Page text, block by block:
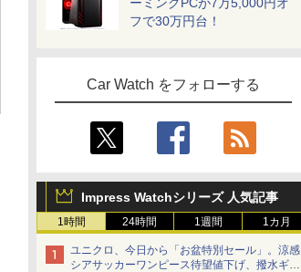
フで30万円台！
Car Watch をフォローする
Impress Watchシリーズ 人気記事
1時間 24時間 1週間 1カ月
ユニクロ、今日から「お盆特別セール」。涼感
シアサッカーワンピース待望値下げ、撥水ギア